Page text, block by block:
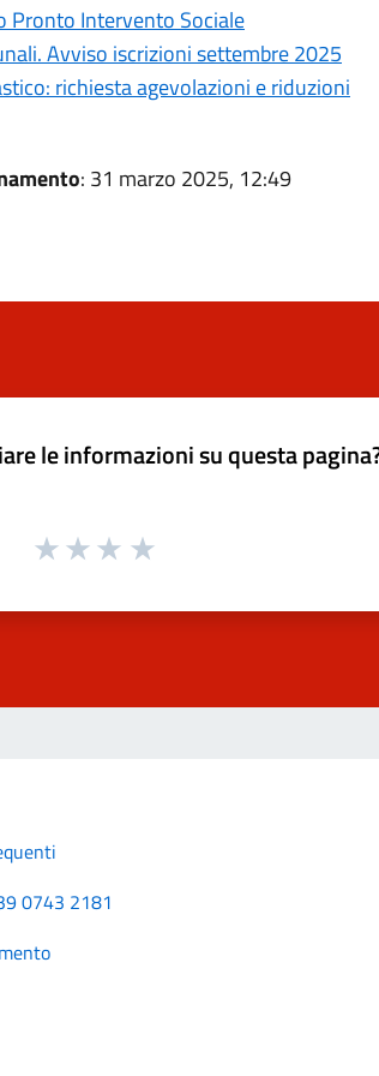
Pronto Intervento Sociale
Avviso iscrizioni settembre 2025
richiesta agevolazioni e riduzioni
: 31 marzo 2025, 12:49
le informazioni su questa
0743 2181